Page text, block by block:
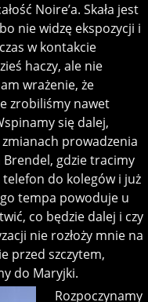
Noire’a. Skała jest
nie widzę ekspozycji i
w kontakcie
haczy, ale nie
wrażenie, że
zrobiliśmy nawet
się dalej,
prowadzenia
gdzie tracimy
telefon do kolegów i już
tempa powoduje u
co będzie dalej i czy
nie rozłoży mnie na
przed szczytem,
do Maryjki.
Rozpoczynamy